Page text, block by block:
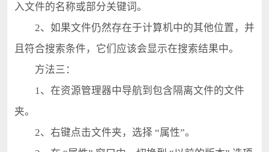
入文件的名称或部分关键词。
2、如果文件仍然存在于计算机中的其他位置，并
且符合搜索条件，它们应该会显示在搜索结果中。
方法三：
1、在资源管理器中导航到包含隔离文件的文件
夹。
2、右键点击文件夹，选择 “属性”。